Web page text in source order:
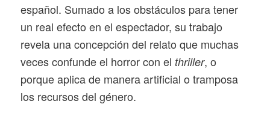
español. Sumado a los obstáculos para tener
un real efecto en el espectador, su trabajo
revela una concepción del relato que muchas
veces confunde el horror con el thriller, o
porque aplica de manera artificial o tramposa
los recursos del género.